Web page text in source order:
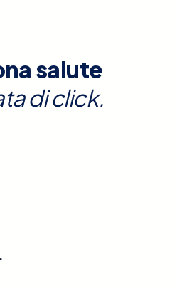
salute
di click.